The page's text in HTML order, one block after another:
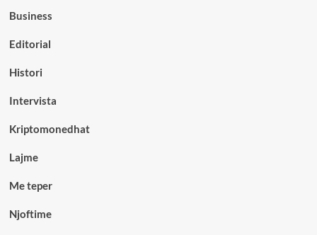
Business
Editorial
Histori
Intervista
Kriptomonedhat
Lajme
Me teper
Njoftime